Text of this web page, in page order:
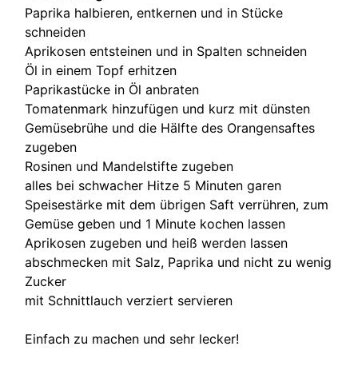
Paprika halbieren, entkernen und in Stücke
schneiden
Aprikosen entsteinen und in Spalten schneiden
Öl in einem Topf erhitzen
Paprikastücke in Öl anbraten
Tomatenmark hinzufügen und kurz mit dünsten
Gemüsebrühe und die Hälfte des Orangensaftes
zugeben
Rosinen und Mandelstifte zugeben
alles bei schwacher Hitze 5 Minuten garen
Speisestärke mit dem übrigen Saft verrühren, zum
Gemüse geben und 1 Minute kochen lassen
Aprikosen zugeben und heiß werden lassen
abschmecken mit Salz, Paprika und nicht zu wenig
Zucker
mit Schnittlauch verziert servieren
Einfach zu machen und sehr lecker!